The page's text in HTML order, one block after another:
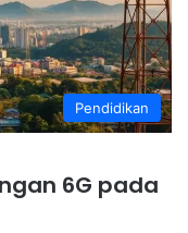
Pendidikan
6G pada